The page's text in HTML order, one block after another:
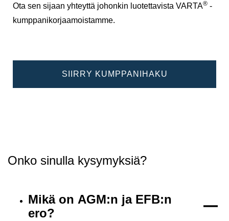
Ota sen sijaan yhteyttä johonkin luotettavista VARTA® -
kumppanikorjaamoistamme.
SIIRRY KUMPPANIHAKU
Onko sinulla kysymyksiä?
Mikä on AGM:n ja EFB:n
ero?